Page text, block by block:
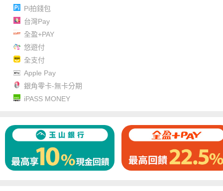
Pi拍錢包
台灣Pay
全盈+PAY
悠遊付
全支付
Apple Pay
銀角零卡-無卡分期
iPASS MONEY